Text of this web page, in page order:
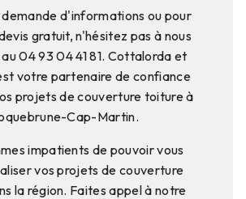
d'informations ou pour
gratuit, n'hésitez pas à nous
04 93 04 41 81. Cottalorda et
votre partenaire de confiance
projets de couverture toiture à
Cap-Martin.
impatients de pouvoir vous
vos projets de couverture
la région. Faites appel à notre